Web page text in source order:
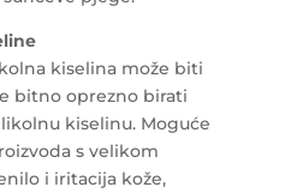
kiselina može biti
bitno oprezno birati
kiselinu. Moguće
s velikom
i iritacija kože,